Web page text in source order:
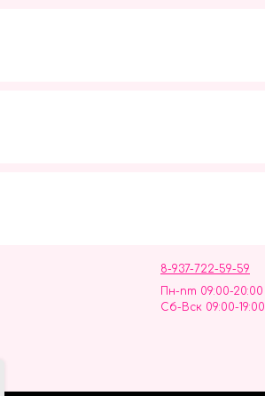
8-937-722-59-59
Пн-пт 09:00-20:00
Сб-Вск 09:00-19:00